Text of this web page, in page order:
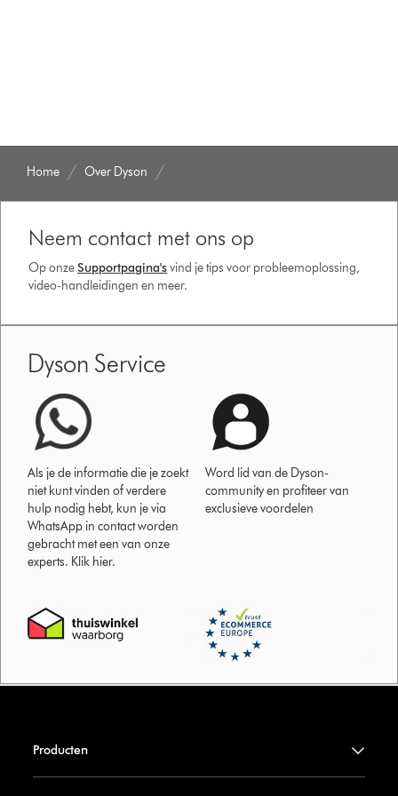
Home Over Dyson
Neem contact met ons op
Op onzeSupportpagina'svind je tips voor probleemoplossing,
video-handleidingen en meer.
Dyson Service
Als je de informatie die je zoekt
niet kunt vinden of verdere
hulp nodig hebt, kun je via
WhatsApp in contact worden
gebracht met een van onze
experts. Klik hier.
Word lid van de Dyson-
community en profiteer van
exclusieve voordelen
Producten